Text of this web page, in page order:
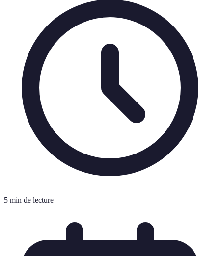
5 min de lecture